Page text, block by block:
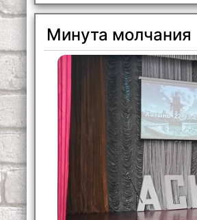
Минута молчания